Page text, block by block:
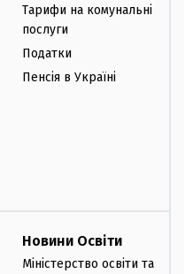
Тарифи на комунальні
послуги
Податки
Пенсія в Україні
Новини Освіти
Міністерство освіти та